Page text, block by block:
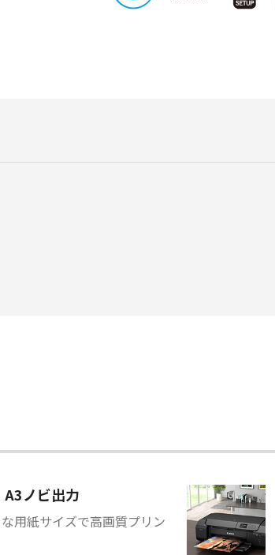
ノビ出力
用紙サイズで高画質プリン